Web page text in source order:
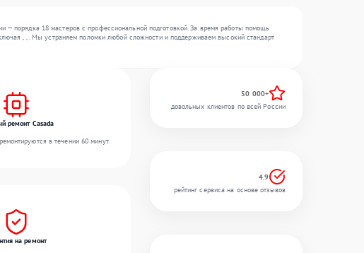
— порядка 18 мастеров с профессиональной подготовкой. За время работы помощь
, , . Мы устраняем поломки любой сложности и поддерживаем высокий стандарт
ремонт Casada
в течении 60 минут.
на ремонт
50 000+
довольных клиентов по всей России
4.9
рейтинг сервиса на основе отзывов